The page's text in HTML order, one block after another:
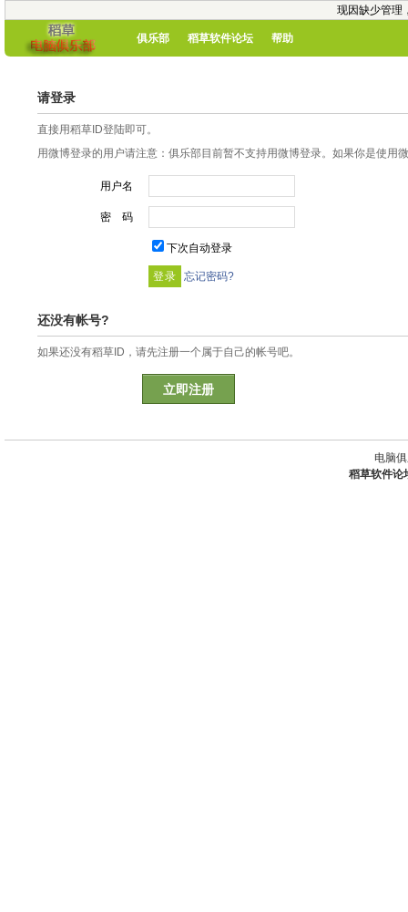
现因缺少管理
俱乐部 稻草软件论坛 帮助
请登录
直接用稻草ID登陆即可。
用微博登录的用户请注意：俱乐部目前暂不支持用微博登录。如果你是使用
用户名
密 码
下次自动登录
忘记密码?
还没有帐号?
如果还没有稻草ID，请先注册一个属于自己的帐号吧。
立即注册
电脑
稻草软件论